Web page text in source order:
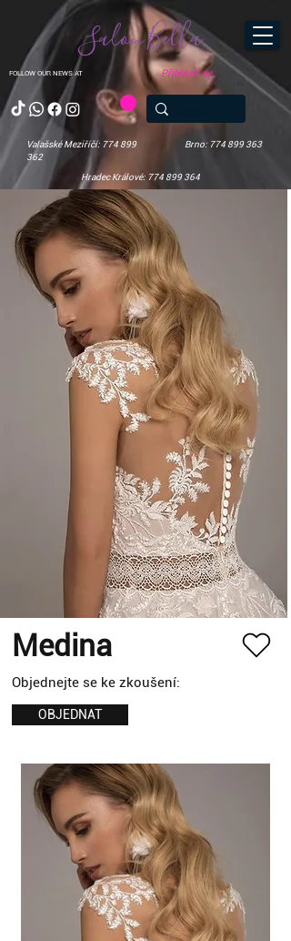
FOLLOW OUR NEWS AT
Salon Bella
Valašské Meziříčí: 774 899
362
Brno: 774 899 363
Hradec Králové: 774 899 364
Přihlásit se
Medina
Objednejte se ke zkoušení:
OBJEDNAT